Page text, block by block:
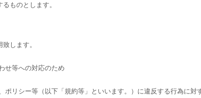
ものとします。
します。
せ等への対応のため
ポリシー等（以下「規約等」といいます。）に違反する行為に対